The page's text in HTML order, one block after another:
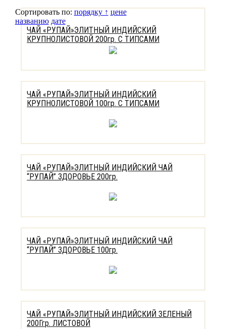
Сортировать по: порядку ↑ цене
названию дате
ЧАЙ «РУПАЙ»ЭЛИТНЫЙ ИНДИЙСКИЙ
КРУПНОЛИСТОВОЙ 200гр. С ТИПСАМИ
ЧАЙ «РУПАЙ»ЭЛИТНЫЙ ИНДИЙСКИЙ
КРУПНОЛИСТОВОЙ 100гр. С ТИПСАМИ
ЧАЙ «РУПАЙ»ЭЛИТНЫЙ ИНДИЙСКИЙ ЧАЙ
“РУПАЙ” ЗДОРОВЬЕ 200гр.
ЧАЙ «РУПАЙ»ЭЛИТНЫЙ ИНДИЙСКИЙ ЧАЙ
“РУПАЙ” ЗДОРОВЬЕ 100гр.
ЧАЙ «РУПАЙ»ЭЛИТНЫЙ ИНДИЙСКИЙ ЗЕЛЕНЫЙ
200Ггр. ЛИСТОВОЙ